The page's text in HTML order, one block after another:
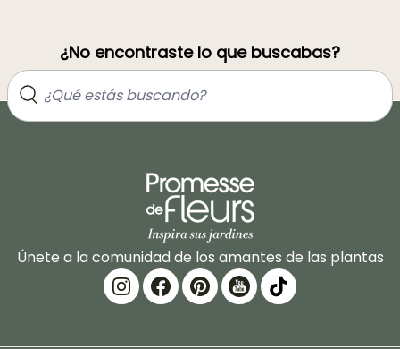
¿No encontraste lo que buscabas?
Únete a la comunidad de los amantes de las plantas